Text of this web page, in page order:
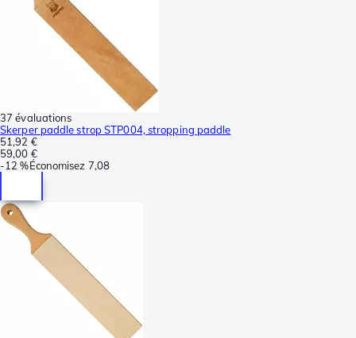
37 évaluations
Skerper paddle strop STP004, stropping paddle
51,92 €
59,00 €
-12 %Économisez 7,08